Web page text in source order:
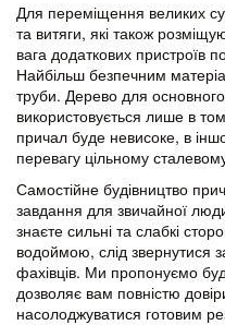
Для переміщення великих
та витяги, які також
вага додаткових пристроїв
Найбільш безпечним
труби. Дерево для
використовується лише в
причал буде невисоке, в
перевагу цільному
Самостійне будівництво
завдання для звичайної
знаєте сильні та слабкі
водоймою, слід звернутися
фахівців. Ми пропонуємо
дозволяє вам повністю
насолоджуватися готовим